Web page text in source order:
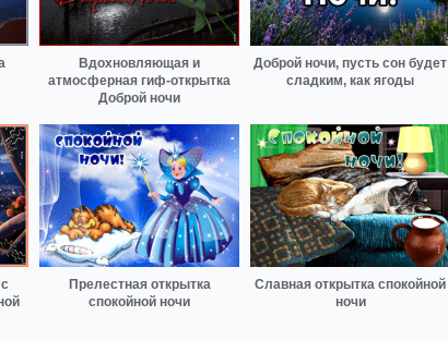
Вдохновляющая и
атмосферная гиф-открытка
Доброй ночи
Доброй ночи, пусть сон будет
сладким, как ягоды
Прелестная открытка
спокойной ночи
Славная открытка спокойной
ночи